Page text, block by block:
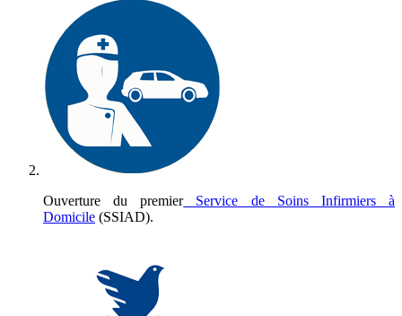
Ouverture du premierService de Soins Infirmiers à
Domicile (SSIAD).